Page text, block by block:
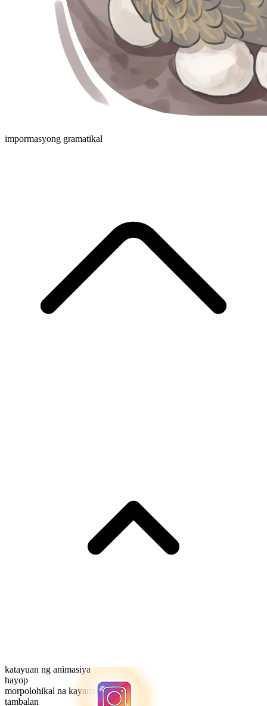
impormasyong gramatikal
katayuan ng animasiya
hayop
morpolohikal na kayarian
tambalan